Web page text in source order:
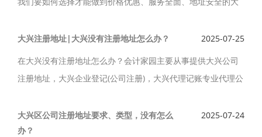
以出租大兴虚拟注册地址, 虚拟地址到哪里去租呢?找会计家
园。
大兴注册地址|大兴没有注册地址怎么办？
2025-07-25
在大兴没有注册地址怎么办？会计家园主要从事提供大兴公司
注册地址，大兴企业登记(公司注册)，大兴代理记账专业代理公
册地址哪里有找会计家园。会计家园真正拥有注册税务师、会
计师为首的一批高素质的专业人才，真正持有工商审计、涉税
大兴区公司注册地址要求、类型，没有怎么
办？
2025-07-24